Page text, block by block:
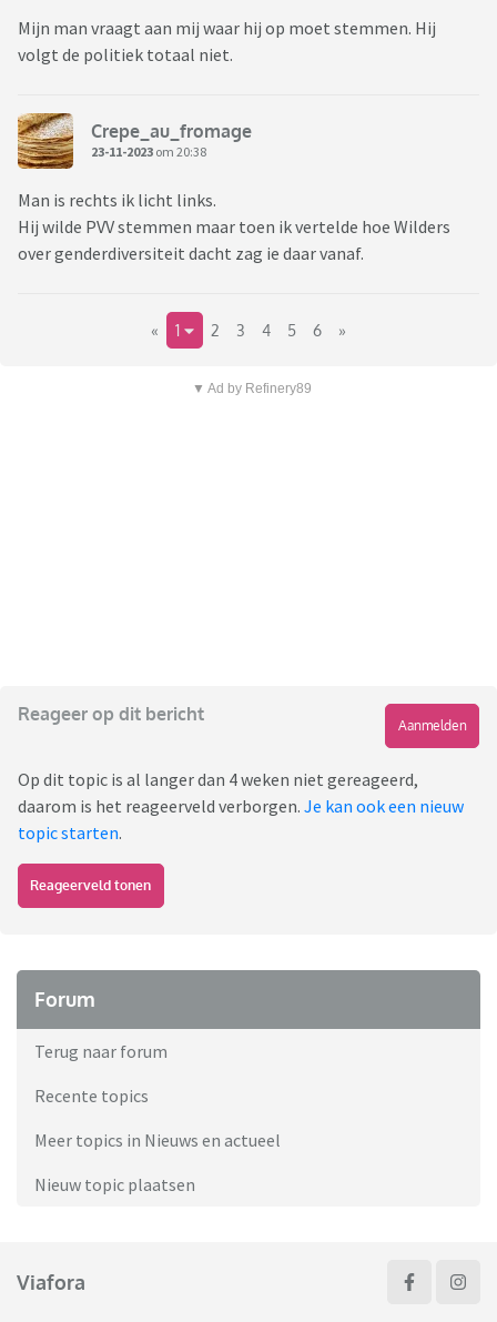
Mijn man vraagt aan mij waar hij op moet stemmen. Hij
volgt de politiek totaal niet.
Crepe_au_fromage
23-11-2023 om 20:38
Man is rechts ik licht links.
Hij wilde PVV stemmen maar toen ik vertelde hoe Wilders
over genderdiversiteit dacht zag ie daar vanaf.
« 1 2 3 4 5 6 »
▼ Ad by Refinery89
Reageer op dit bericht
Aanmelden
Op dit topic is al langer dan 4 weken niet gereageerd,
daarom is het reageerveld verborgen. Je kan ook een nieuw
topic starten.
Reageerveld tonen
Forum
Terug naar forum
Recente topics
Meer topics in Nieuws en actueel
Nieuw topic plaatsen
Viafora